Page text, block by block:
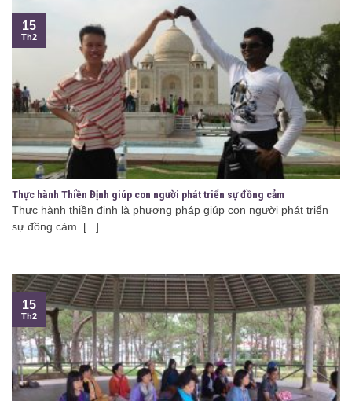
Thực hành Thiền Định giúp con người phát triển sự đồng cảm
Thực hành thiền định là phương pháp giúp con người phát triển
sự đồng cảm. [...]
15
Th2
15
Th2